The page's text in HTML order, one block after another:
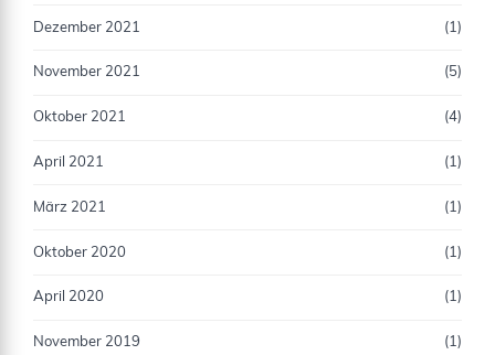
Dezember 2021 (1)
November 2021 (5)
Oktober 2021 (4)
April 2021 (1)
März 2021 (1)
Oktober 2020 (1)
April 2020 (1)
November 2019 (1)